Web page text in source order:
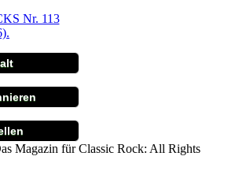
Magazin für Classic Rock: All Rights